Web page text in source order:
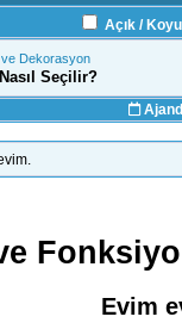
Açık /
ve Dekorasyon
Seçilir?
Evim